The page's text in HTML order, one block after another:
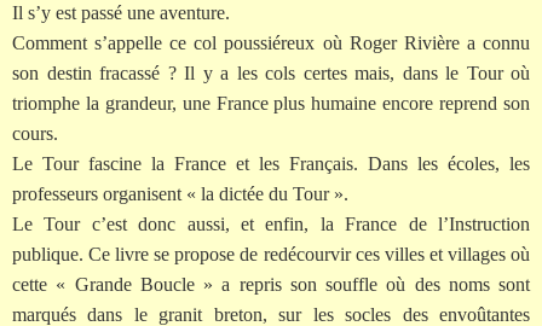
Il s’y est passé une aventure.
Comment s’appelle ce col poussiéreux où Roger Rivière a connu
son destin fracassé ? Il y a les cols certes mais, dans le Tour où
triomphe la grandeur, une France plus humaine encore reprend son
cours.
Le Tour fascine la France et les Français. Dans les écoles, les
professeurs organisent « la dictée du Tour ».
Le Tour c’est donc aussi, et enfin, la France de l’Instruction
publique. Ce livre se propose de redécourvir ces villes et villages où
cette « Grande Boucle » a repris son souffle où des noms sont
marqués dans le granit breton, sur les socles des envoûtantes